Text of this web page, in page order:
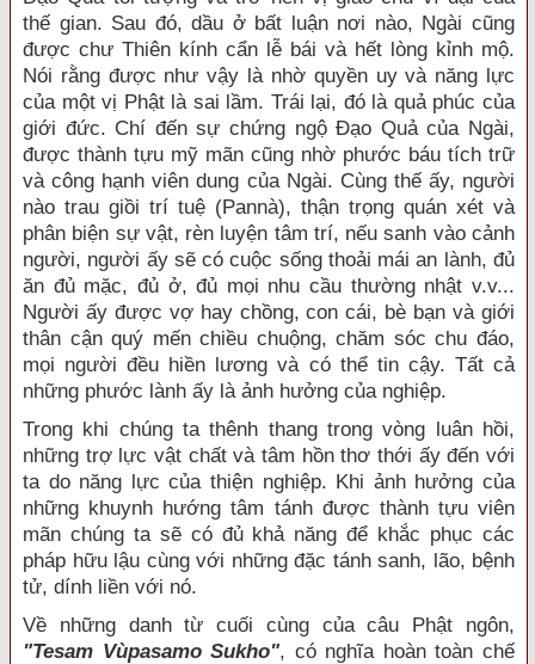
thế gian. Sau đó, dầu ở bất luận nơi nào, Ngài cũng
được chư Thiên kính cẩn lễ bái và hết lòng kỉnh mộ.
Nói rằng được như vậy là nhờ quyền uy và năng lực
của một vị Phật là sai lầm. Trái lại, đó là quả phúc của
giới đức. Chí đến sự chứng ngộ Ðạo Quả của Ngài,
được thành tựu mỹ mãn cũng nhờ phước báu tích trữ
và công hạnh viên dung của Ngài. Cùng thế ấy, người
nào trau giồi trí tuệ (Pannà), thận trọng quán xét và
phân biện sự vật, rèn luyện tâm trí, nếu sanh vào cảnh
người, người ấy sẽ có cuộc sống thoải mái an lành, đủ
ăn đủ mặc, đủ ở, đủ mọi nhu cầu thường nhật v.v...
Người ấy được vợ hay chồng, con cái, bè bạn và giới
thân cận quý mến chiều chuộng, chăm sóc chu đáo,
mọi người đều hiền lương và có thể tin cậy. Tất cả
những phước lành ấy là ảnh hưởng của nghiệp.
Trong khi chúng ta thênh thang trong vòng luân hồi,
những trợ lực vật chất và tâm hồn thơ thới ấy đến với
ta do năng lực của thiện nghiệp. Khi ảnh hưởng của
những khuynh hướng tâm tánh được thành tựu viên
mãn chúng ta sẽ có đủ khả năng để khắc phục các
pháp hữu lậu cùng với những đặc tánh sanh, lão, bệnh
tử, dính liền với nó.
Về những danh từ cuối cùng của câu Phật ngôn,
"Tesam Vùpasamo Sukho", có nghĩa hoàn toàn chế